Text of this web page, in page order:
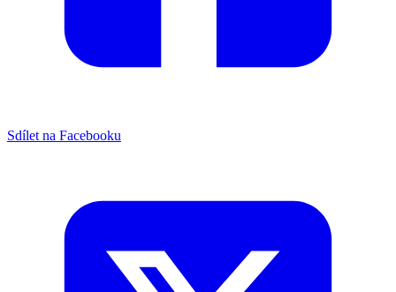
Sdílet na Facebooku